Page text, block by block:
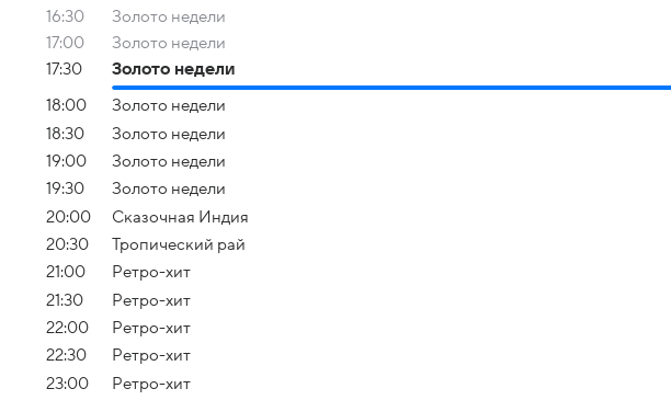
16:30
Золото недели
17:00
Золото недели
17:30
Золото недели
18:00
Золото недели
18:30
Золото недели
19:00
Золото недели
19:30
Золото недели
20:00
Сказочная Индия
20:30
Тропический рай
21:00
Ретро-хит
21:30
Ретро-хит
22:00
Ретро-хит
22:30
Ретро-хит
23:00
Ретро-хит